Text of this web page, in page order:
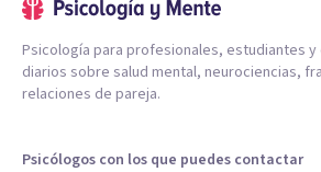
Psicología para profesionales, estudiantes
diarios sobre salud mental, neurociencias,
relaciones de pareja.
Psicólogos con los que puedes contactar